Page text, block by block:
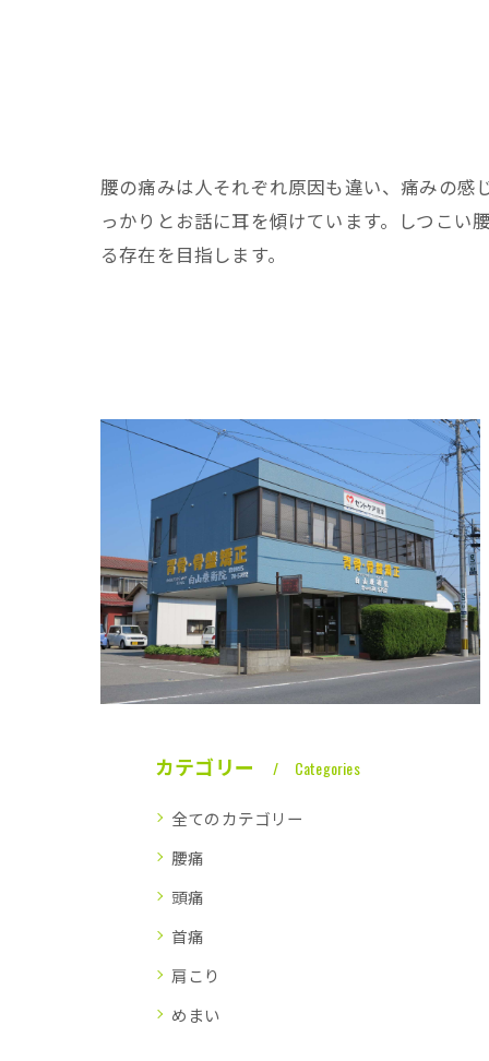
腰の痛みは人それぞれ原因も違い、痛みの感
っかりとお話に耳を傾けています。しつこ
る存在を目指します。
カテゴリー Categories
全てのカテゴリー
腰痛
頭痛
首痛
肩こり
めまい